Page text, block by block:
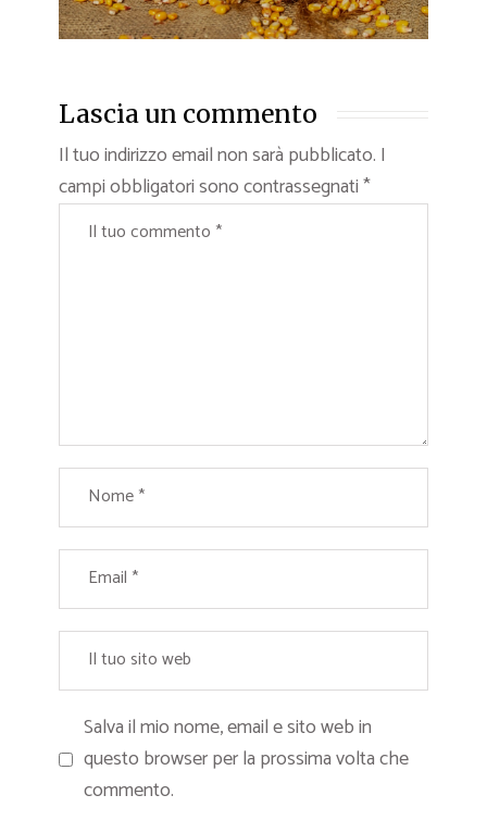
Lascia un commento
Il tuo indirizzo email non sarà pubblicato. I
campi obbligatori sono contrassegnati*
Salva il mio nome, email e sito web in
questo browser per la prossima volta che
commento.